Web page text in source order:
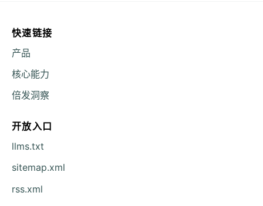
快速链接
产品
核心能力
倍发洞察
开放入口
llms.txt
sitemap.xml
rss.xml